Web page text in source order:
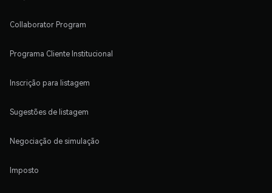
Collaborator Program
Programa Cliente Institucional
Inscrição para listagem
Sugestões de listagem
Negociação de simulação
Imposto